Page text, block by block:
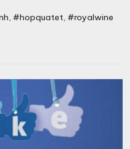
#hopquatet, #royalwine